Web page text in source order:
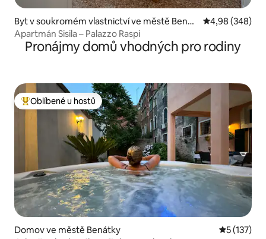
Byt v soukromém vlastnictví ve městě Benát
ky
Průměrné
4,98 (348)
Apartmán Sisila – Palazzo Raspi
Pronájmy domů vhodných pro rodiny
Nejlepší v kategorii Oblíbené u hostů
Oblíbené u hostů
Domov ve městě Benátky Průměrné
5 (137)